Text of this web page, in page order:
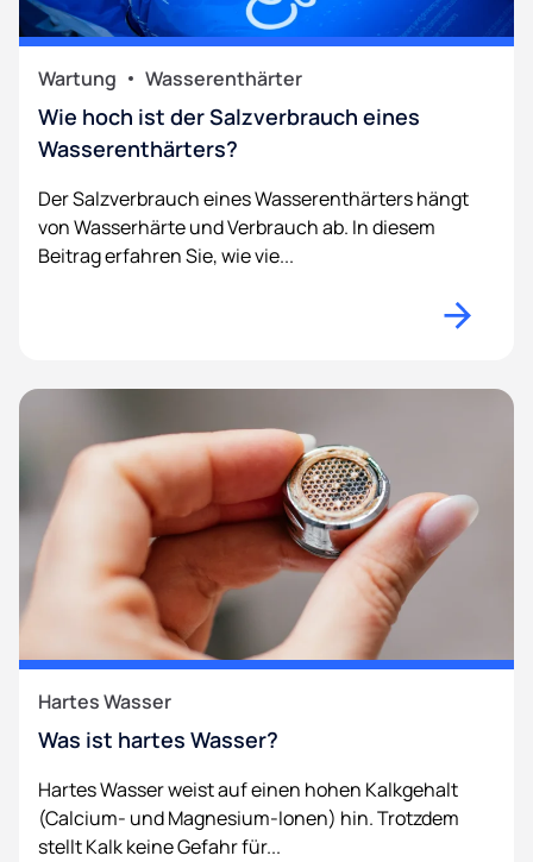
Wartung Wasserenthärter
Wie hoch ist der Salzverbrauch eines
Wasserenthärters?
Der Salzverbrauch eines Wasserenthärters hängt
von Wasserhärte und Verbrauch ab. In diesem
Beitrag erfahren Sie, wie vie...
Hartes Wasser
Was ist hartes Wasser?
Hartes Wasser weist auf einen hohen Kalkgehalt
(Calcium- und Magnesium-Ionen) hin. Trotzdem
stellt Kalk keine Gefahr für...